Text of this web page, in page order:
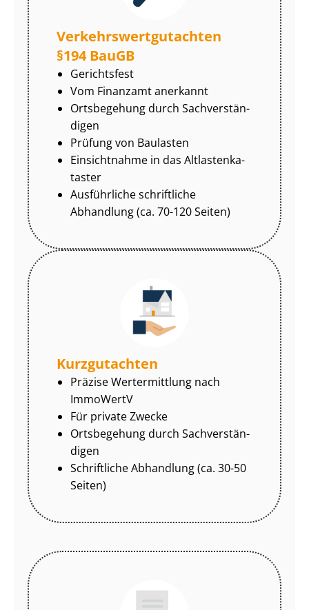
Ver­kehrs­wert­gut­ach­ten
§194 BauGB
Gerichtsfest
Vom Finanzamt anerkannt
Ortsbegehung durch Sach­ver­stän­
di­gen
Prüfung von Baulasten
Einsichtnahme in das Alt­las­ten­ka­
tas­ter
Ausführliche schriftliche
Abhandlung (ca. 70-120 Seiten)
Kurzgutachten
Präzise Wertermittlung nach
ImmoWertV
Für private Zwecke
Ortsbegehung durch Sach­ver­stän­
di­gen
Schriftliche Abhandlung (ca. 30-50
Seiten)